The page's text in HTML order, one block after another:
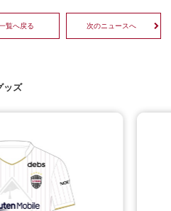
覧へ戻る 次のニュースへ
ッズ